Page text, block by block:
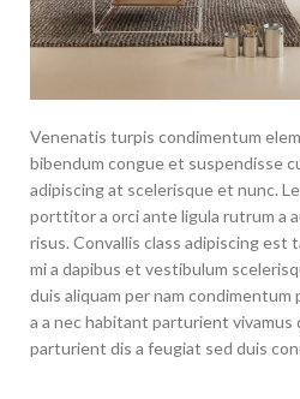
Venenatis turpis condimentum
bibendum congue et suspendisse
adipiscing at scelerisque et nunc.
porttitor a orci ante ligula rutrum a
risus. Convallis class adipiscing
mi a dapibus et vestibulum
duis aliquam per nam condimentum
a a nec habitant parturient
parturient dis a feugiat sed duis